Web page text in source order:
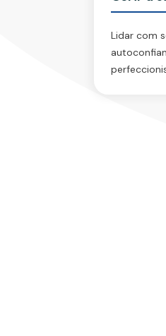
Lidar com